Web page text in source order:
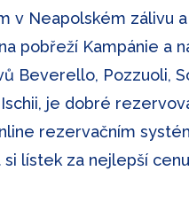
v Neapolském zálivu
pobřeží Kampánie a
Beverello, Pozzuoli,
je dobré
rezervačním
lístek za nejlepší